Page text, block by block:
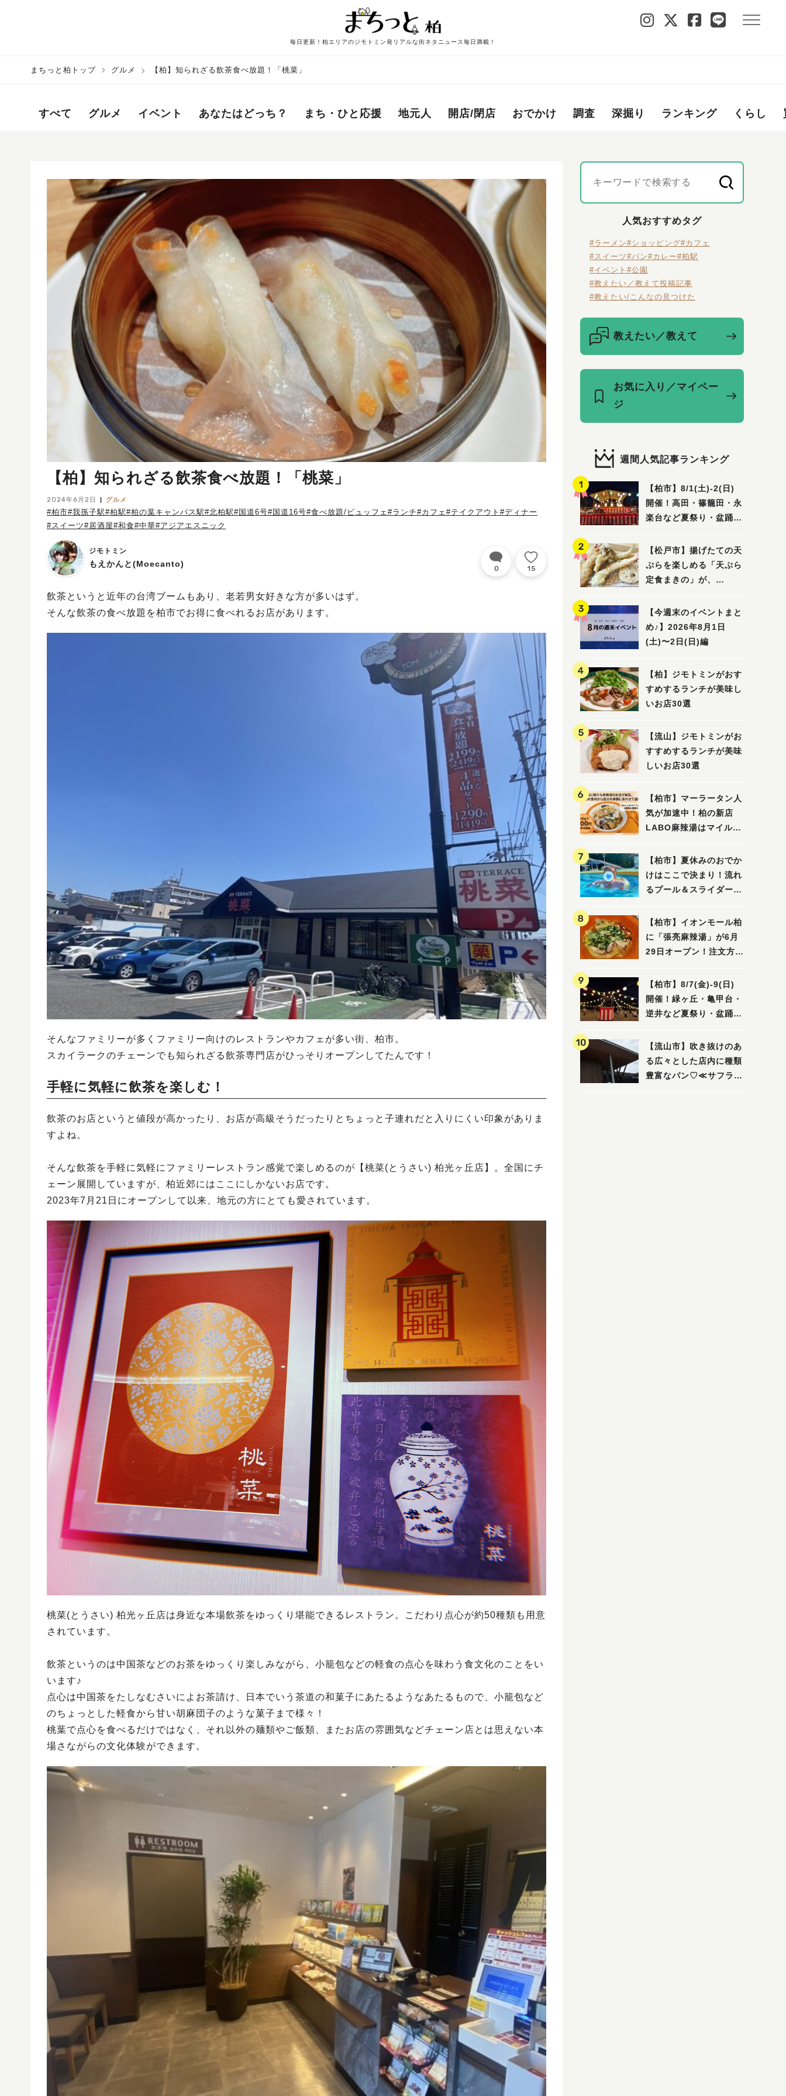
毎日更新！柏エリアのジモトミン発リアルな街ネタニュース毎日満載！
まちっと柏トップ グルメ 【柏】知られざる飲茶食べ放題！「桃菜」
すべて グルメ イベント あなたはどっち？ まち・ひと応援 地元人 開店/閉店 おでかけ 調査 深掘り ランキング くらし
【柏】知られざる飲茶食べ放題！「桃菜」
2024年6月2日 グルメ
#柏市#我孫子駅#柏駅#柏の葉キャンパス駅#北柏駅#国道6号#国道16号#食べ放題/ビュッフェ #ランチ#カフェ #テイクアウト #ディナー
#スイーツ#居酒屋#和食#中華#アジアエスニック
ジモトミン
もえかんと(Moecanto) 0 15
飲茶というと近年の台湾ブームもあり、老若男女好きな方が多いはず。
そんな飲茶の食べ放題を柏市でお得に食べれるお店があります。
そんなファミリーが多くファミリー向けのレストランやカフェが多い街、柏市。
スカイラークのチェーンでも知られざる飲茶専門店がひっそりオープンしてたんです！
手軽に気軽に飲茶を楽しむ！
飲茶のお店というと値段が高かったり、お店が高級そうだったりとちょっと子連れだと入りにくい印象がありま
すよね。
そんな飲茶を手軽に気軽にファミリーレストラン感覚で楽しめるのが【桃菜(とうさい) 柏光ヶ丘店】。全国にチ
ェーン展開していますが、柏近郊にはここにしかないお店です。
2023年7月21日にオープンして以来、地元の方にとても愛されています。
桃菜(とうさい) 柏光ヶ丘店は身近な本場飲茶をゆっくり堪能できるレストラン。こだわり点心が約50種類も用意
されています。
飲茶というのは中国茶などのお茶をゆっくり楽しみながら、小籠包などの軽食の点心を味わう食文化のことをい
います♪
点心は中国茶をたしなむさいによお茶請け、日本でいう茶道の和菓子にあたるようなあたるもので、小籠包など
のちょっとした軽食から甘い胡麻団子のような菓子まで様々！
桃葉で点心を食べるだけではなく、それ以外の麺類やご飯類、またお店の雰囲気などチェーン店とは思えない本
場さながらの文化体験ができます。
人気おすすめタグ
#ラーメン#ショッピング#カフェ
#スイーツ#パン#カレー#柏駅
#イベント #公園
#教えたい／教えて投稿記事
#教えたい/こんなの見つけた
教えたい／教えて
お気に入り／マイペー
ジ
週間人気記事ランキング
【柏市】8/1(土)‐2(日)
開催！高田・篠籠田・永
楽台など夏祭り・盆踊り
【松戸市】揚げたての天
ぷらを楽しめる「天ぷら
定食まきの」が、
【今週末のイベントまと
め♪】2026年8月1日
(土)〜2日(日)編
【柏】ジモトミンがおす
すめするランチが美味し
いお店30選
【流山】ジモトミンがお
すすめするランチが美味
しいお店30選
【柏市】マーラータン人
気が加速中！柏の新店
LABO麻辣湯はマイルド
【柏市】夏休みのおでか
けはここで決まり！流れ
るプール＆スライダーに
ル」を親子で満喫してき
ました！
【柏市】イオンモール柏
に「張亮麻辣湯」が6月
29日オープン！注文方法
ビュー
【柏市】8/7(金)‐9(日)
開催！緑ヶ丘・亀甲台・
逆井など夏祭り・盆踊り
【流山市】吹き抜けのあ
る広々とした店内に種類
豊富なパン♡≪サフラン